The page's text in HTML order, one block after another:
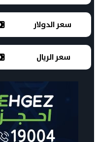
سعر الدولار
سعر الريال